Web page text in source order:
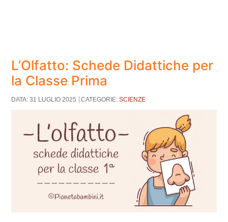
L’Olfatto: Schede Didattiche per
la Classe Prima
DATA: 31 LUGLIO 2025 CATEGORIE:SCIENZE